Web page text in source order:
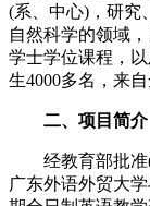
(系、中心)，研究
自然科学的领域
学士学位课程，
生4000多名，来自
二、项目简介
经教育部批准(
广东外语外贸大